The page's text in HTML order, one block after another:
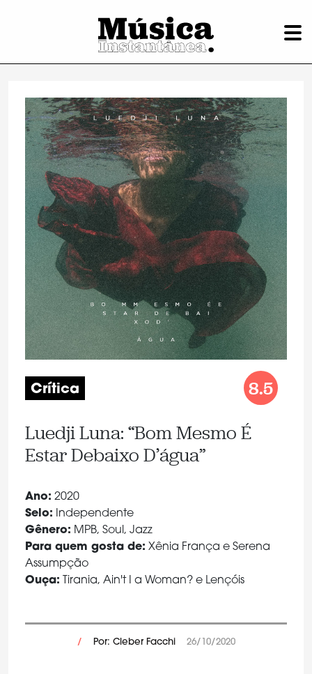
Crítica 8.5
Luedji Luna: “Bom Mesmo É
Estar Debaixo D’água”
Ano: 2020
Selo: Independente
Gênero: MPB, Soul, Jazz
Para quem gosta de: Xênia França e Serena
Assumpção
Ouça: Tirania, Ain't I a Woman? e Lençóis
/ Por: Cleber Facchi 26/10/2020